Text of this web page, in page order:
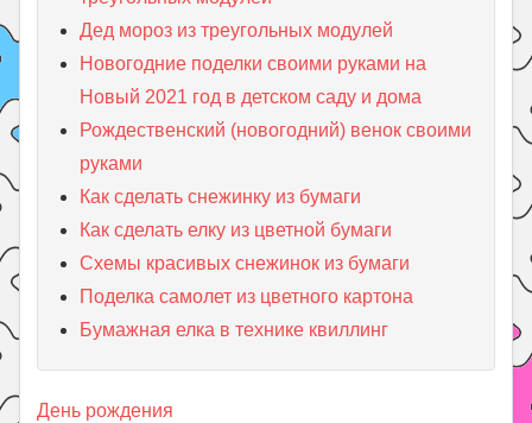
Дед мороз из треугольных модулей
Новогодние поделки своими руками на
Новый 2021 год в детском саду и дома
Рождественский (новогодний) венок своими
руками
Как сделать снежинку из бумаги
Как сделать елку из цветной бумаги
Схемы красивых снежинок из бумаги
Поделка самолет из цветного картона
Бумажная елка в технике квиллинг
День рождения